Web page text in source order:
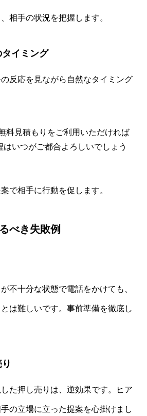
相手の状況を把握します。
イミング
反応を見ながら自然なタイミング
料見積もりをご利用いただければ
はいつがご都合よろしいでしょう
で相手に行動を促します。
べき失敗例
不十分な状態で電話をかけても、
は難しいです。事前準備を徹底し
た押し売りは、逆効果です。ヒア
の立場に立った提案を心掛けまし